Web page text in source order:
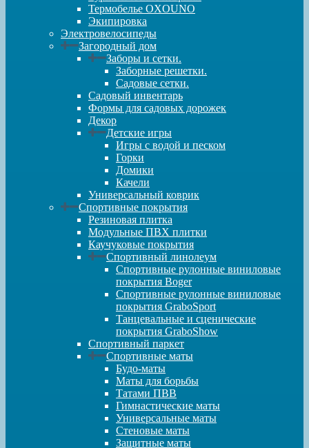
Термобелье OXOUNO
Экипировка
Электровелосипеды
Загородный дом
Заборы и сетки.
Заборные решетки.
Садовые сетки.
Садовый инвентарь
Формы для садовых дорожек
Декор
Детские игры
Игры с водой и песком
Горки
Домики
Качели
Универсальный коврик
Спортивные покрытия
Резиновая плитка
Модульные ПВХ плитки
Каучуковые покрытия
Спортивный линолеум
Спортивные рулонные виниловые
покрытия Boger
Спортивные рулонные виниловые
покрытия GraboSport
Танцевальные и сценические
покрытия GraboShow
Спортивный паркет
Спортивные маты
Будо-маты
Маты для борьбы
Татами ПВВ
Гимнастические маты
Универсальные маты
Стеновые маты
Защитные маты